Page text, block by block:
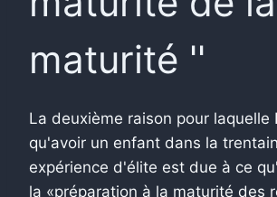
maturité ''
La deuxième raison pour laquelle
qu'avoir un enfant dans la
expérience d'élite est due à ce
la «préparation à la maturité des